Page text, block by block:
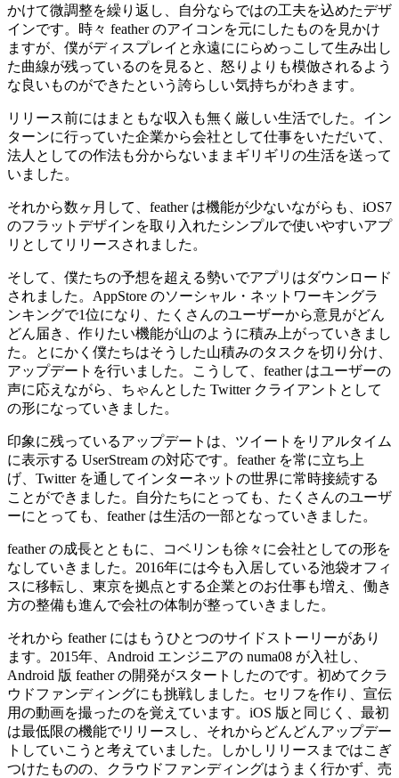
かけて微調整を繰り返し、自分ならではの工夫を込めたデザ
インです。時々 feather のアイコンを元にしたものを見かけ
ますが、僕がディスプレイと永遠ににらめっこして生み出し
た曲線が残っているのを見ると、怒りよりも模倣されるよう
な良いものができたという誇らしい気持ちがわきます。
リリース前にはまともな収入も無く厳しい生活でした。イン
ターンに行っていた企業から会社として仕事をいただいて、
法人としての作法も分からないままギリギリの生活を送って
いました。
それから数ヶ月して、feather は機能が少ないながらも、iOS7
のフラットデザインを取り入れたシンプルで使いやすいアプ
リとしてリリースされました。
そして、僕たちの予想を超える勢いでアプリはダウンロード
されました。AppStore のソーシャル・ネットワーキングラ
ンキングで1位になり、たくさんのユーザーから意見がどん
どん届き、作りたい機能が山のように積み上がっていきまし
た。とにかく僕たちはそうした山積みのタスクを切り分け、
アップデートを行いました。こうして、feather はユーザーの
声に応えながら、ちゃんとした Twitter クライアントとして
の形になっていきました。
印象に残っているアップデートは、ツイートをリアルタイム
に表示する UserStream の対応です。feather を常に立ち上
げ、Twitter を通してインターネットの世界に常時接続する
ことができました。自分たちにとっても、たくさんのユーザ
ーにとっても、feather は生活の一部となっていきました。
feather の成長とともに、コベリンも徐々に会社としての形を
なしていきました。2016年には今も入居している池袋オフィ
スに移転し、東京を拠点とする企業とのお仕事も増え、働き
方の整備も進んで会社の体制が整っていきました。
それから feather にはもうひとつのサイドストーリーがあり
ます。2015年、Android エンジニアの numa08 が入社し、
Android 版 feather の開発がスタートしたのです。初めてクラ
ウドファンディングにも挑戦しました。セリフを作り、宣伝
用の動画を撮ったのを覚えています。iOS 版と同じく、最初
は最低限の機能でリリースし、それからどんどんアップデー
トしていこうと考えていました。しかしリリースまではこぎ
つけたものの、クラウドファンディングはうまく行かず、売